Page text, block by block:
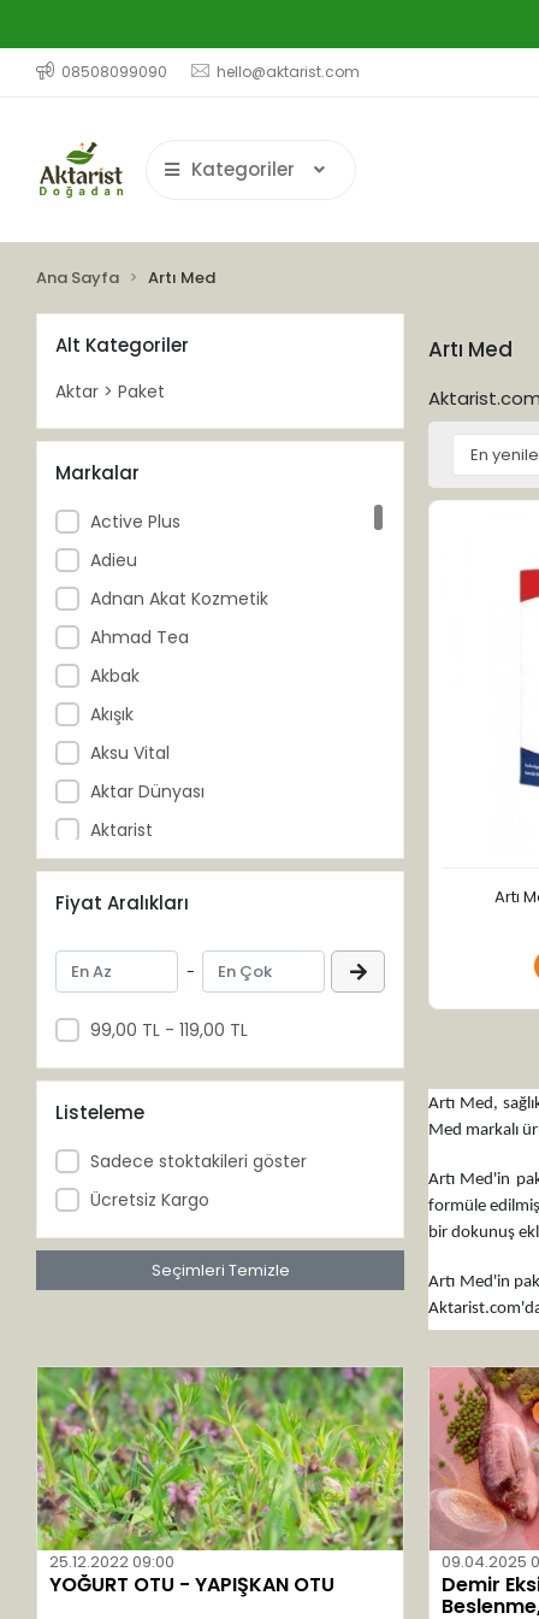
08508099090 hello@aktarist.com
Kategoriler
Ana Sayfa Artı Med
Alt Kategoriler
Aktar > Paket
Markalar
Active Plus
Adieu
Adnan Akat Kozmetik
Ahmad Tea
Akbak
Akışık
Aksu Vital
Aktar Dünyası
Aktarist
Akzer
Al-Ahzar
Al-Muaz
Al-Şifa
Altıncezve
Ancora Life
Arı
Arıcan
Atışeri
Aybak
Aydıner
Aynasun
Balen
Balsam
Fiyat Aralıkları
-
99,00 TL - 119,00 TL
Listeleme
Sadece stoktakileri göster
Ücretsiz Kargo
Seçimleri Temizle
Artı Med
Artı
Artı Med,
Med markalı
Artı Med'in
formüle
bir dokunuş
Artı Med'in
25.12.2022 09:00
YOĞURT OTU - YAPIŞKAN OTU
09.04.2025
Demir